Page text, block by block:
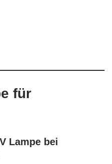
für
Lampe bei